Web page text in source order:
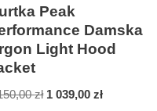
Peak
Damska
Light Hood
zł 1 039,00zł